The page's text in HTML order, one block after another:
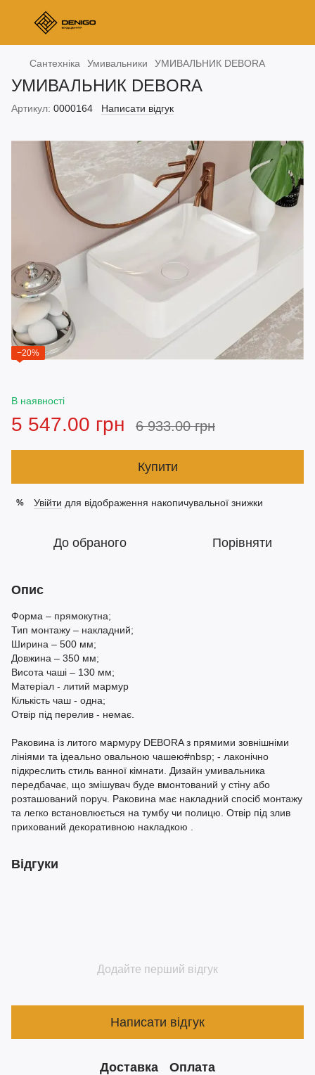
Сантехніка Умивальники УМИВАЛЬНИК DEBORA
УМИВАЛЬНИК DEBORA
Артикул: 0000164 Написати відгук
−20%
В наявності
5 547.00 грн 6 933.00 грн
Купити
% Увійти для відображення накопичувальної знижки
До обраного Порівняти
Опис
Форма – прямокутна;
Тип монтажу – накладний;
Ширина – 500 мм;
Довжина – 350 мм;
Висота чаші – 130 мм;
Матеріал - литий мармур
Кількість чаш - одна;
Отвір під перелив - немає.
Раковина із литого мармуру DEBORA з прямими зовнішніми
лініями та ідеально овальною чашею#nbsp; - лаконічно
підкреслить стиль ванної кімнати. Дизайн умивальника
передбачає, що змішувач буде вмонтований у стіну або
розташований поруч. Раковина має накладний спосіб монтажу
та легко встановлюється на тумбу чи полицю. Отвір під злив
прихований декоративною накладкою .
Відгуки
Додайте перший відгук
Написати відгук
Доставка Оплата